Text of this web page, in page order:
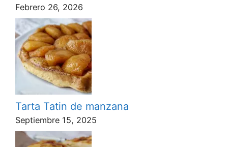
Febrero 26, 2026
Tarta Tatin de manzana
Septiembre 15, 2025